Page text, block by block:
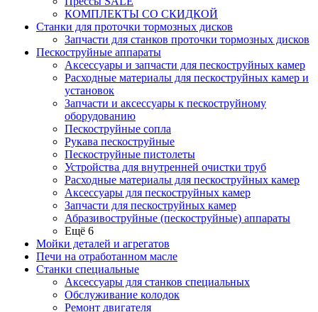
КОМПЛЕКТЫ СО СКИДКОЙ
Станки для проточки тормозных дисков
Запчасти для станков проточки тормозных дисков
Пескоструйные аппараты
Аксессуары и запчасти для пескоструйных камер
Расходные материалы для пескоструйных камер и
установок
Запчасти и аксессуары к пескоструйному
оборудованию
Пескоструйные сопла
Рукава пескоструйные
Пескоструйные пистолеты
Устройства для внутренней очистки труб
Расходные материалы для пескоструйных камер
Аксессуары для пескоструйных камер
Запчасти для пескоструйных камер
Абразивоструйные (пескоструйные) аппараты
Ещё 6
Мойки деталей и агрегатов
Печи на отработанном масле
Станки специальные
Аксессуары для станков специальных
Обслуживание колодок
Ремонт двигателя